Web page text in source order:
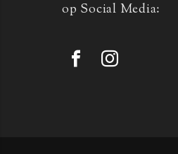
op Social Media: